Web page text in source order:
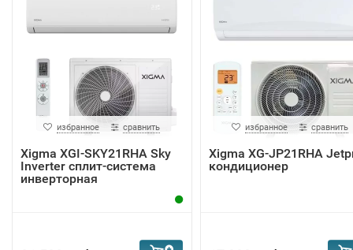
избранное сравнить
Xigma XGI-SKY21RHA Sky
Inverter сплит-система
инверторная
избранное сравнить
Xigma XG-JP21RHA
кондиционер